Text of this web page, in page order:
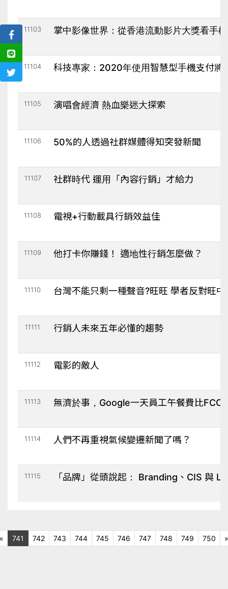
11103 掌中影像世界：從香港流動影片大獎看手
11104 科技專家：2020年使用智慧型手機支付將
11105 演唱會經濟 熱血樂迷大探索
11106 50%的人透過社群媒體得知突發新聞
11107 社群時代 運用「內容行銷」才給力
11108 電視+行動載具行銷效益佳
11109 他打卡你賺錢！ 適地性行銷怎麼做？
11110 台灣不能只剩一種聲音?旺旺 學者反對旺
11111 行銷人未來五年必懂的趨勢
11112 電影的敵人
11113 無濟於事，Google一天員工午餐費比FCC
11114 人們不再重視氣候變遷新聞了嗎？
11115 「品牌」從頭說起： Branding、CIS 與
« 上十頁
741 742 743 744 745 746 747 748 749 750 »